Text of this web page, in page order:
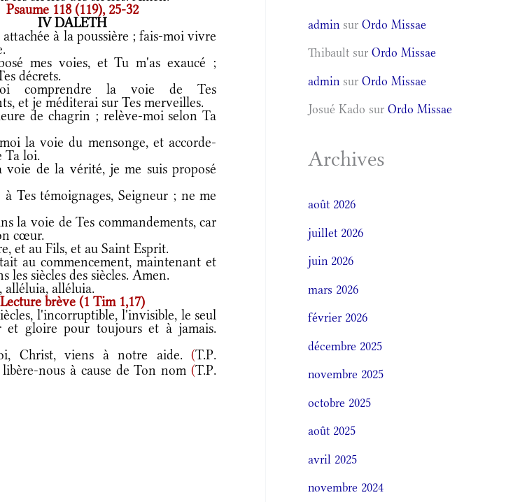
Psaume 118 (119), 25-32
IV DALETH
à la poussière ; fais-moi vivre
mes voies, et Tu m'as exaucé ;
décrets.
la voie de Tes
et je méditerai sur Tes merveilles.
de chagrin ; relève-moi selon Ta
la voie du mensonge, et accorde-
Ta loi.
de la vérité, je me suis proposé
Tes témoignages, Seigneur ; ne me
la voie de Tes commandements, car
cœur.
et au Fils, et au Saint Esprit.
au commencement, maintenant et
les siècles des siècles. Amen.
alléluia, alléluia.
brève (1 Tim 1,17)
l'incorruptible, l'invisible, le seul
et gloire pour toujours et à jamais.
Christ, viens à notre aide.(T.P.
nous à cause de Ton nom(T.P.
admin surOrdo Missae
Thibault surOrdo Missae
admin surOrdo Missae
Josué Kado surOrdo Missae
Archives
août 2026
juillet 2026
juin 2026
mars 2026
février 2026
décembre 2025
novembre 2025
octobre 2025
août 2025
avril 2025
novembre 2024